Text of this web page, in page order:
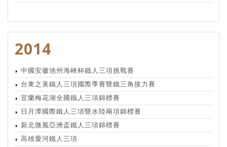
2014
中國安徽池州海峽杯鐵人三項挑戰賽
台東之美鐵人三項國際季賽暨鐵三角接力賽
宜蘭梅花湖全國鐵人三項錦標賽
日月潭國際鐵人三項暨水陸兩項錦標賽
新北微風亞洲盃鐵人三項錦標賽
高雄愛河鐵人三項